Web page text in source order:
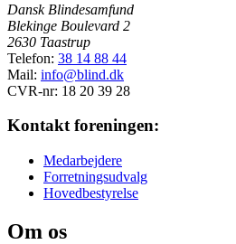
Dansk Blindesamfund
Blekinge Boulevard 2
2630 Taastrup
Telefon: 38 14 88 44
Mail: info@blind.dk
CVR-nr: 18 20 39 28
Kontakt foreningen:
Medarbejdere
Forretningsudvalg
Hovedbestyrelse
Om os